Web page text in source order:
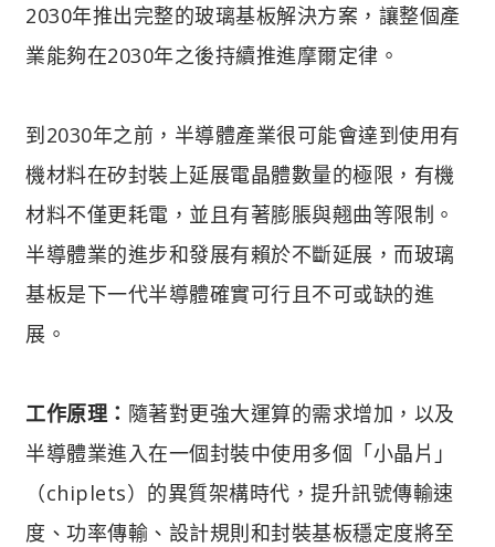
2030年推出完整的玻璃基板解決方案，讓整個產
業能夠在2030年之後持續推進摩爾定律。
到2030年之前，半導體產業很可能會達到使用有
機材料在矽封裝上延展電晶體數量的極限，有機
材料不僅更耗電，並且有著膨脹與翹曲等限制。
半導體業的進步和發展有賴於不斷延展，而玻璃
基板是下一代半導體確實可行且不可或缺的進
展。
工作原理： 隨著對更強大運算的需求增加，以及
半導體業進入在一個封裝中使用多個「小晶片」
（chiplets）的異質架構時代，提升訊號傳輸速
度、功率傳輸、設計規則和封裝基板穩定度將至